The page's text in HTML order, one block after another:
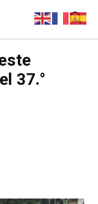
37.°